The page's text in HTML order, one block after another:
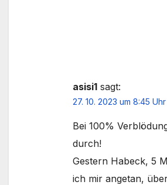
asisi1 sagt:
27. 10. 2023 um 8:45 Uhr
Bei 100%
durch!
Gestern Habeck, 5
ich mir angetan,